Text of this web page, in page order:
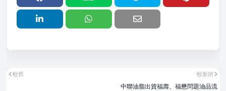
較新的
中聯油脂出貨福壽、福懋問題油品流
較舊